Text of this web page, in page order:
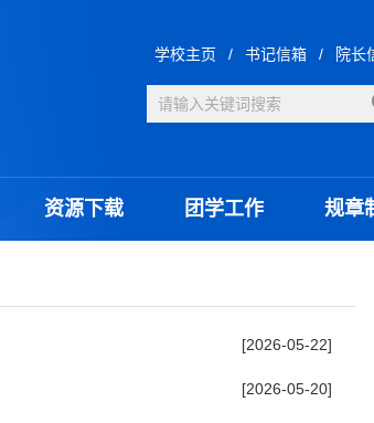
学校主页 / 书记信箱 / 院长
资源下载 团学工作 规章
[2026-05-22]
[2026-05-20]